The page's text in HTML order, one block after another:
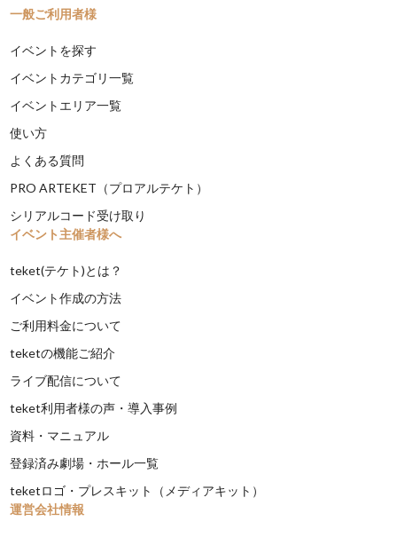
一般ご利用者様
イベントを探す
イベントカテゴリ一覧
イベントエリア一覧
使い方
よくある質問
PRO ARTEKET（プロアルテケト）
シリアルコード受け取り
イベント主催者様へ
teket(テケト)とは？
イベント作成の方法
ご利用料金について
teketの機能ご紹介
ライブ配信について
teket利用者様の声・導入事例
資料・マニュアル
登録済み劇場・ホール一覧
teketロゴ・プレスキット（メディアキット）
運営会社情報